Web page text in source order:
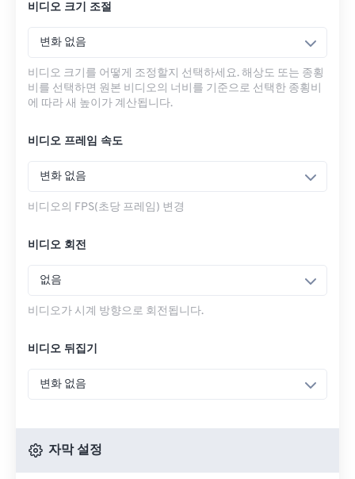
비디오 크기 조절
변화 없음
비디오 크기를 어떻게 조정할지 선택하세요. 해상도 또는 종횡
비를 선택하면 원본 비디오의 너비를 기준으로 선택한 종횡비
에 따라 새 높이가 계산됩니다.
비디오 프레임 속도
변화 없음
비디오의 FPS(초당 프레임) 변경
비디오 회전
없음
비디오가 시계 방향으로 회전됩니다.
비디오 뒤집기
변화 없음
자막 설정